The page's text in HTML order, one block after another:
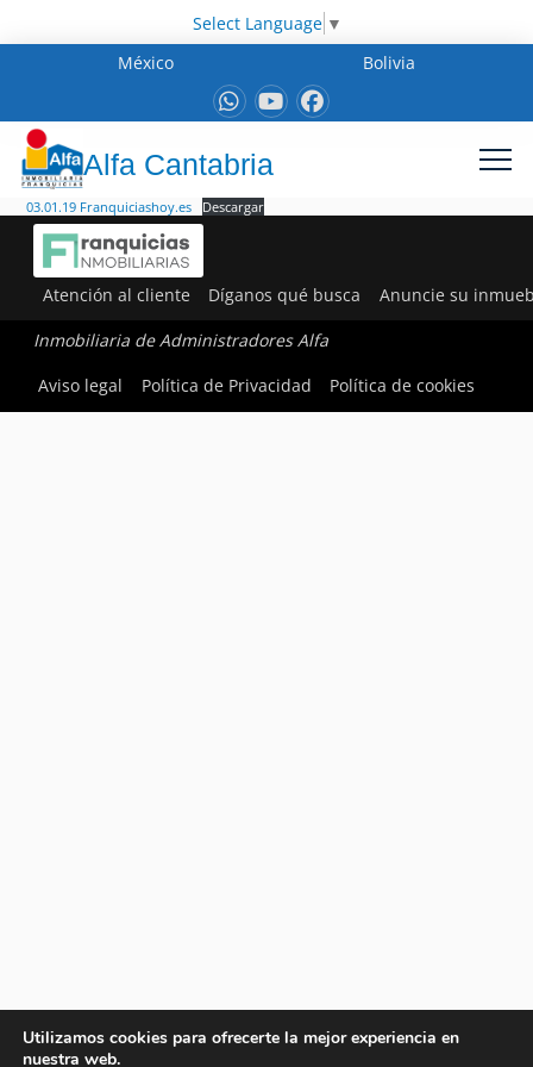
Select Language ▼
México
Bolivia
Alfa Cantabria
03.01.19 Franquiciashoy.es Descargar
Atención al cliente Díganos qué busca Anuncie su
Inmobiliaria de Administradores Alfa
Aviso legal
Política de Privacidad Política de cookies
Utilizamos cookies para ofrecerte la mejor experiencia en
nuestra web.